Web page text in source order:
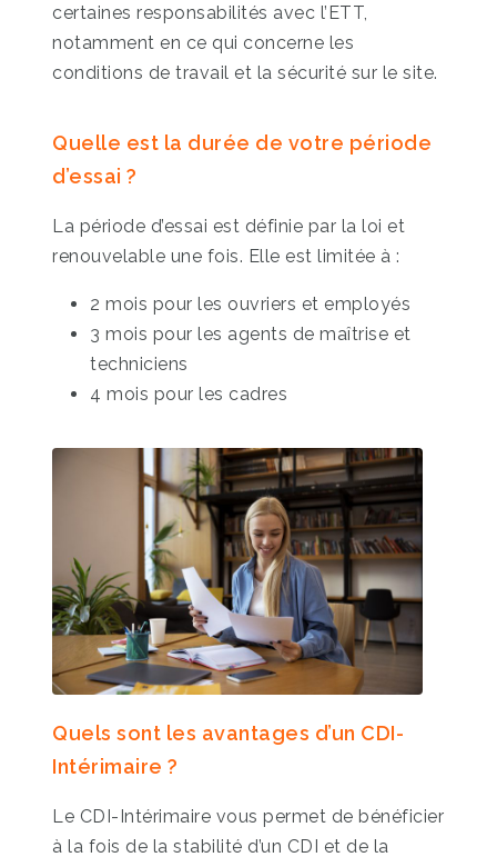
certaines responsabilités avec l’ETT,
notamment en ce qui concerne les
conditions de travail et la sécurité sur le site.
Quelle est la durée de votre période
d’essai ?
La période d’essai est définie par la loi et
renouvelable une fois. Elle est limitée à :
2 mois pour les ouvriers et employés
3 mois pour les agents de maîtrise et
techniciens
4 mois pour les cadres
Quels sont les avantages d’un CDI-
Intérimaire ?
Le CDI-Intérimaire vous permet de bénéficier
à la fois de la stabilité d’un CDI et de la